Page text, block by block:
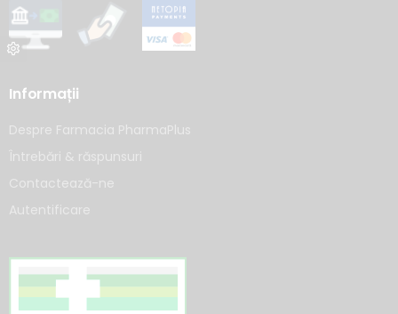
Informații
Despre Farmacia PharmaPlus
Întrebări & răspunsuri
Contactează-ne
Autentificare